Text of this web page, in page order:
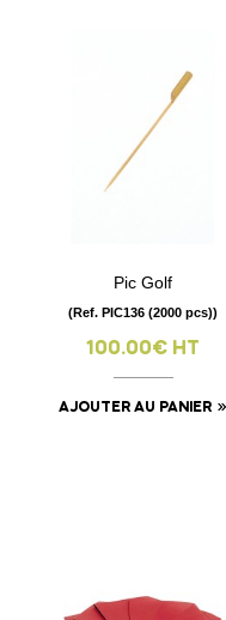
Pic Golf
(Ref. PIC136 (2000 pcs))
100.00€ HT
AJOUTER AU PANIER